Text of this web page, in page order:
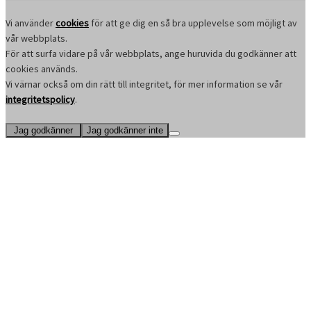
Vi användercookies för att ge dig en så bra upplevelse som möjligt av
vår webbplats.
För att surfa vidare på vår webbplats, ange huruvida du godkänner att
cookies används.
Vi värnar också om din rätt till integritet, för mer information se vår
integritetspolicy.
Jag godkänner Jag godkänner inte